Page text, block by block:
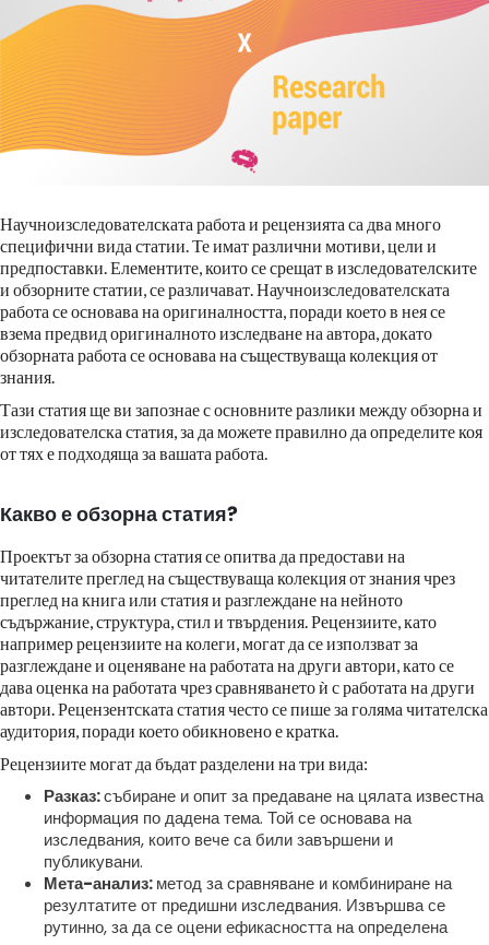
Научноизследователската работа и рецензията са два много
специфични вида статии. Те имат различни мотиви, цели и
предпоставки. Елементите, които се срещат в изследователските
и обзорните статии, се различават. Научноизследователската
работа се основава на оригиналността, поради което в нея се
взема предвид оригиналното изследване на автора, докато
обзорната работа се основава на съществуваща колекция от
знания.
Тази статия ще ви запознае с основните разлики между обзорна и
изследователска статия, за да можете правилно да определите коя
от тях е подходяща за вашата работа.
Какво е обзорна статия?
Проектът за обзорна статия се опитва да предостави на
читателите преглед на съществуваща колекция от знания чрез
преглед на книга или статия и разглеждане на нейното
съдържание, структура, стил и твърдения. Рецензиите, като
например рецензиите на колеги, могат да се използват за
разглеждане и оценяване на работата на други автори, като се
дава оценка на работата чрез сравняването ѝ с работата на други
автори. Рецензентската статия често се пише за голяма читателска
аудитория, поради което обикновено е кратка.
Рецензиите могат да бъдат разделени на три вида:
Разказ:събиране и опит за предаване на цялата известна
информация по дадена тема. Той се основава на
изследвания, които вече са били завършени и
публикувани.
Мета-анализ:метод за сравняване и комбиниране на
резултатите от предишни изследвания. Извършва се
рутинно, за да се оцени ефикасността на определена